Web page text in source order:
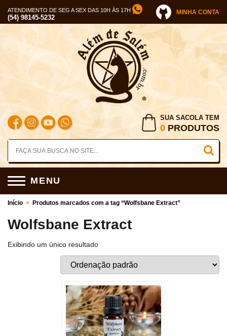
ATENDIMENTO DE SEG A SEX DAS 10H ÀS 17H
(54) 98145-5232
MINHA CONTA
SUA SACOLA TEM
0 PRODUTOS
MENU
Início > Produtos marcados com a tag “Wolfsbane Extract”
Wolfsbane Extract
Exibindo um único resultado